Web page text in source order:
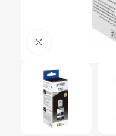
Click to enlarge